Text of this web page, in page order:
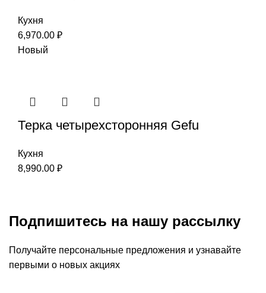
Кухня
6,970.00 ₽
Новый
Терка четырехсторонняя Gefu
Кухня
8,990.00 ₽
Подпишитесь на нашу рассылку
Получайте персональные предложения и узнавайте
первыми о новых акциях